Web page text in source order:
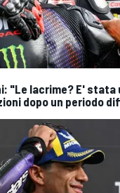
"Le lacrime? E' stata
dopo un periodo